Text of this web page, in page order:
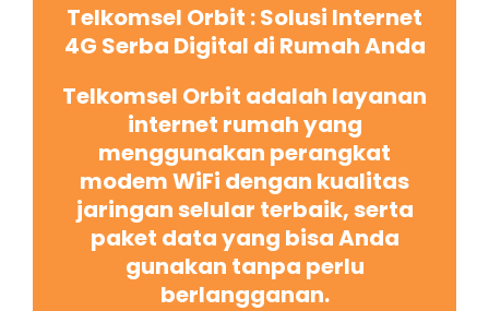
Telkomsel Orbit : Solusi Internet
4G Serba Digital di Rumah Anda
Telkomsel Orbit adalah layanan
internet rumah yang
menggunakan perangkat
modem WiFi dengan kualitas
jaringan selular terbaik, serta
paket data yang bisa Anda
gunakan tanpa perlu
berlangganan.